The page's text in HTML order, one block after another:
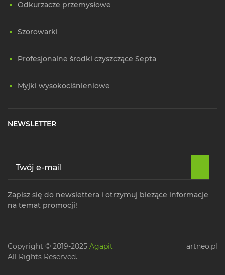
Odkurzacze przemysłowe
Szorowarki
Profesjonalne środki czyszczące Septa
Myjki wysokociśnieniowe
NEWSLETTER
Zapisz się do newslettera i otrzymuj bieżące informacje
na temat promocji!
Copyright © 2019-2025 Agapit
All Rights Reserved.
artneo.pl